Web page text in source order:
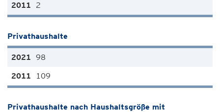
2
Privathaushalte
98
109
Privathaushalte nach Haushaltsgröße mit